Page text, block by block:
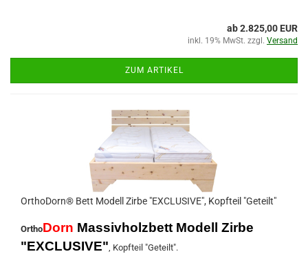
ab 2.825,00 EUR
inkl. 19% MwSt. zzgl. Versand
ZUM ARTIKEL
OrthoDorn® Bett Modell Zirbe "EXCLUSIVE", Kopfteil "Geteilt"
OrthoDorn Massivholzbett Modell Zirbe
"EXCLUSIVE", Kopfteil "Geteilt".